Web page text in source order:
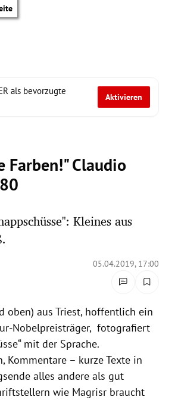
als bevorzugte
Aktivieren
Farben!" Claudio
Kleines aus
05.04.2019, 17:00
oben) aus Triest, hoffentlich ein
Nobelpreisträger, fotografiert
“ mit der Sprache.
Kommentare – kurze Texte in
alles andere als gut
wie Magrisr braucht